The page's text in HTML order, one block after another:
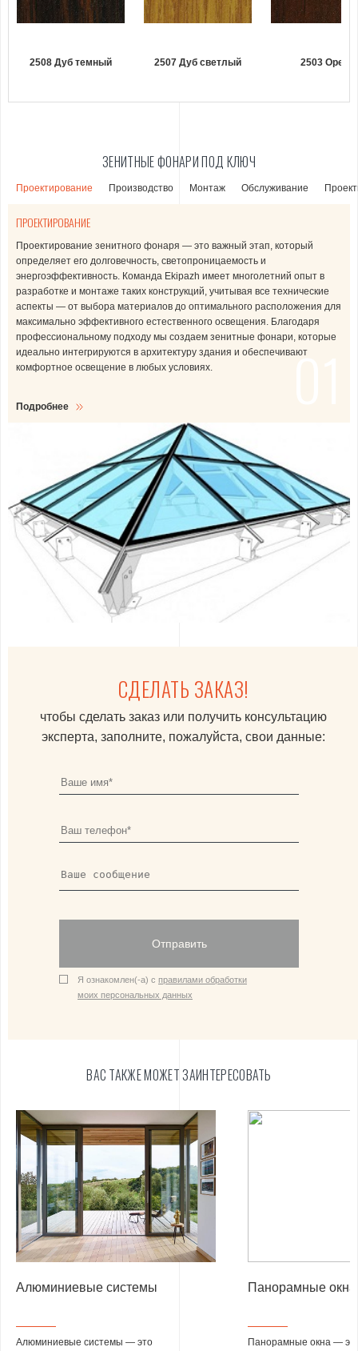
2508 Дуб темный 2507 Дуб светлый 2503 Орех
ЗЕНИТНЫЕ ФОНАРИ ПОД КЛЮЧ
Проектирование Производство Монтаж Обслуживание
ПРОЕКТИРОВАНИЕ
Проектирование зенитного фонаря — это важный этап, который
определяет его долговечность, светопроницаемость и
энергоэффективность. Команда Ekipazh имеет многолетний опыт в
разработке и монтаже таких конструкций, учитывая все технические
аспекты — от выбора материалов до оптимального расположения для
максимально эффективного естественного освещения. Благодаря
профессиональному подходу мы создаем зенитные фонари, которые
идеально интегрируются в архитектуру здания и обеспечивают
комфортное освещение в любых условиях.
Подробнее 01
Собственное производство зенитных фонарей и стеклопакетов
обеспечивает высокое качество, точность и долговечность готовых
решений. Мы используем современное оборудование и проверенные
материалы, создавая энергоэффективные алюминиевые конструкции
и стеклопакеты с отличной тепло- и шумоизоляцией. Благодаря
полному контролю производственного процесса мы гарантируем, что
каждый узел и элемент конструкции соответствует самым высоким
техническим требованиям и пожеланиям заказчика.
Монтаж зенитных фонарей выполняется опытными специалистами,
которые имеют все необходимые разрешения и лицензии. Благодаря
точному соблюдению строительных норм мы гарантируем прочность
конструкции, герметичность остекления и долговечность
эксплуатации. Наши специалисты учитывают все технические
требования, обеспечивая безопасность, энергоэффективность и
максимальный комфорт для заказчика.
Наши мастера выполняют профессиональное обслуживание
зенитных фонарей, обеспечивая их исправность, герметичность и
долговечность. Регулярная диагностика и технический уход позволяют
предотвратить утечки тепла, протечки и износ конструкции. Мы
проводим очистку, замену уплотнителей, ремонт вентиляционных
механизмов и другие работы для поддержания эффективности и
безопасности фонарей.
СДЕЛАТЬ ЗАКАЗ!
чтобы сделать заказ или получить консультацию
эксперта, заполните, пожалуйста, свои данные:
Отправить
Я ознакомлен(-а) с правилами обработки
моих персональных данных
ВАС ТАКЖЕ МОЖЕТ ЗАИНТЕРЕСОВАТЬ
Алюминиевые системы
Алюминиевые системы — это
Панорамные окна
Панорамные окна —